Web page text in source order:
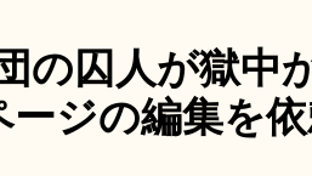
の囚人が獄中
ジの編集を